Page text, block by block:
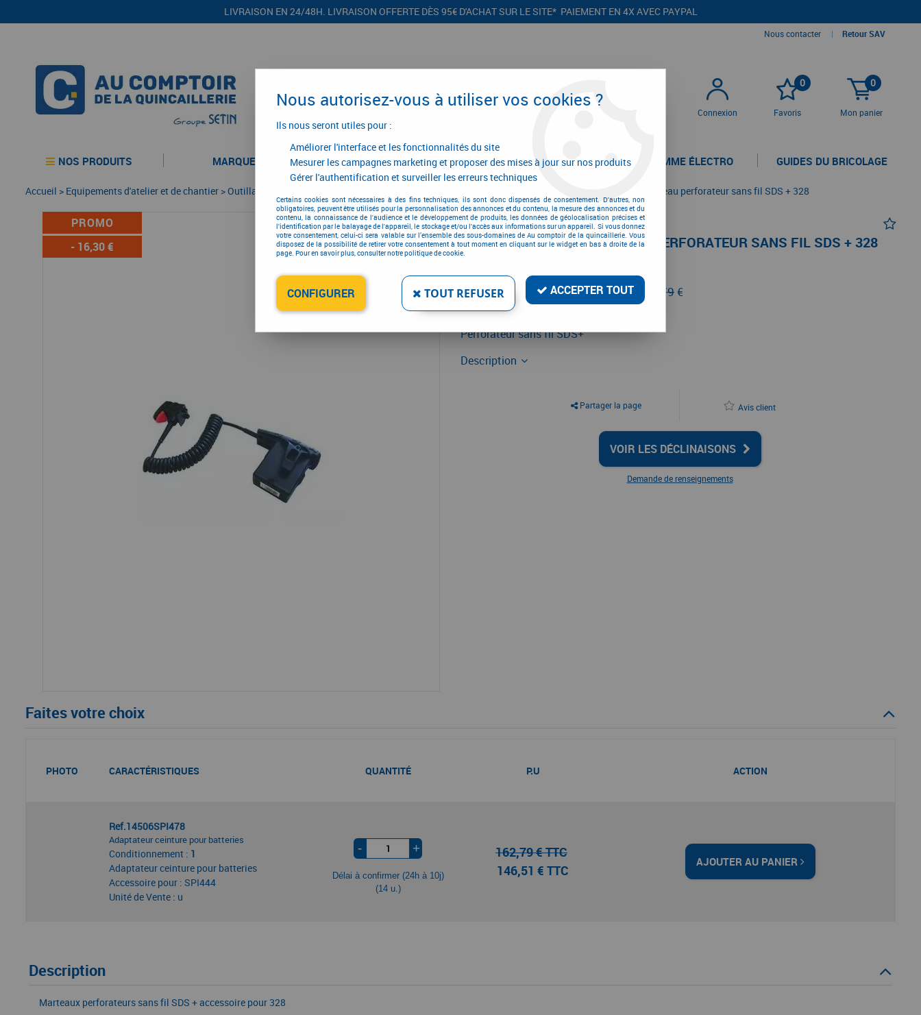
LIVRAISON EN 24/48H. LIVRAISON OFFERTE DÈS 95€ D'ACHAT SUR LE SITE* PAIEMENT EN 4X AVEC PAYPAL
Nous contacter | Retour SAV
Connexion
0
Favoris
0
Mon panier
NOS PRODUITS MARQUES CONFIGURATEURS PROMOTIONS LA GAMME ÉLECTRO GUIDES DU BRICOLAGE
Accueil > Equipements d'atelier et de chantier >Outillage électrique et électroportatif Accessoire pour marteau perforateur sans fil SDS + 328
PROMO
- 16,30€ ACCESSOIRE POUR MARTEAU PERFORATEUR SANS FIL SDS + 328
146,51 €TTCau lieu de 162,79€
Perforateur
Perforateur sans fil SDS+
Description
Partager la page Avis client
VOIR LES DÉCLINAISONS
Demande de renseignements
Faites votre choix
PHOTO CARACTÉRISTIQUES QUANTITÉ P.U ACTION
Ref.14506SPI478
Adaptateur ceinture pour batteries
Conditionnement : 1
Adaptateur ceinture pour batteries
Accessoire pour : SPI444
Unité de Vente : u
- +
Délai à confirmer (24h à 10j)
(14 u.)
162,79 € TTC
146,51 € TTC
AJOUTER AU PANIER
Description
Marteaux perforateurs sans fil SDS + accessoire pour 328
Nous autorisez-vous à utiliser vos cookies ?
Ils nous seront utiles pour :
Améliorer l'interface et les fonctionnalités du site
Mesurer les campagnes marketing et proposer des mises à jour sur nos produits
Gérer l'authentification et surveiller les erreurs techniques
Certains cookies sont nécessaires à des fins techniques, ils sont donc dispensés de consentement. D'autres, non
obligatoires, peuvent être utilisés pour la personnalisation des annonces et du contenu, la mesure des annonces et du
contenu, la connaissance de l'audience et le développement de produits, les données de géolocalisation précises et
l'identification par le balayage de l'appareil, le stockage et/ou l'accès aux informations sur un appareil. Si vous donnez
votre consentement, celui-ci sera valable sur l’ensemble des sous-domaines de Au comptoir de la quincaillerie. Vous
disposez de la possibilité de retirer votre consentement à tout moment en cliquant sur le widget en bas à droite de la
page. Pour en savoir plus, consulter notre politique de cookie.
CONFIGURER TOUT REFUSER ACCEPTER TOUT